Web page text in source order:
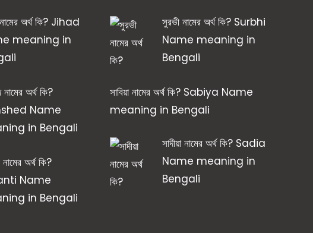
নামের অর্থ কি? Jihad
meaning in
অর্থ কি?
Name
in Bengali
অর্থ কি?
Name
in Bengali
সুরভী নামের অর্থ কি? Surbhi
Name meaning in
Bengali
সাবিয়া নামের অর্থ কি? Sabiya Name
meaning in Bengali
সাদীয়া নামের অর্থ কি? Sadia
Name meaning in
Bengali